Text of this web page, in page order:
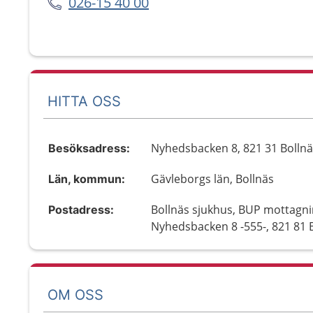
HITTA OSS
Besöksadress: Nyhedsbacken 8, 821 31
Län, kommun: Gävleborgs län, Bollnäs
Postadress:
Bollnäs sjukhus, BUP
Nyhedsbacken 8 -555-, 821 81
OM OSS